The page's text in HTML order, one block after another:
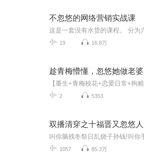
不忽悠的网络营销实战课
19 16.8万
趁青梅懵懂，忽悠她做老婆
2 5353
双播清穿之十福晋又忽悠人
1057 85.3万